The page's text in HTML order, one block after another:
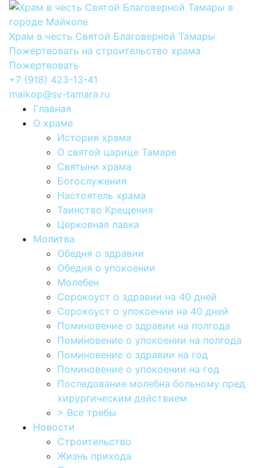
Храм в честь Святой Благоверной Тамары
Пожертвовать на строительство храма
Пожертвовать
+7 (918) 423-13-41
maikop@sv-tamara.ru
Главная
О храме
История храма
О святой царице Тамаре
Святыни храма
Богослужения
Настоятель храма
Таинство Крещения
Церковная лавка
Молитва
Обедня о здравии
Обедня о упокоении
Молебен
Сорокоуст о здравии на 40 дней
Сорокоуст о упокоении на 40 дней
Поминовение о здравии на полгода
Поминовение о упокоении на полгода
Поминовение о здравии на год
Поминовение о упокоении на год
Последование молебна больному пред
хирургическим действием
> Все требы
Новости
Строительство
Жизнь прихода